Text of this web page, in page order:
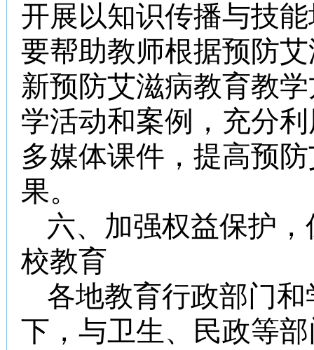
开展以知识传播与技
要帮助教师根据预防
新预防艾滋病教育教
学活动和案例，充分
多媒体课件，提高预
果。
六、加强权益保护
校教育
各地教育行政部门
下，与卫生、民政等